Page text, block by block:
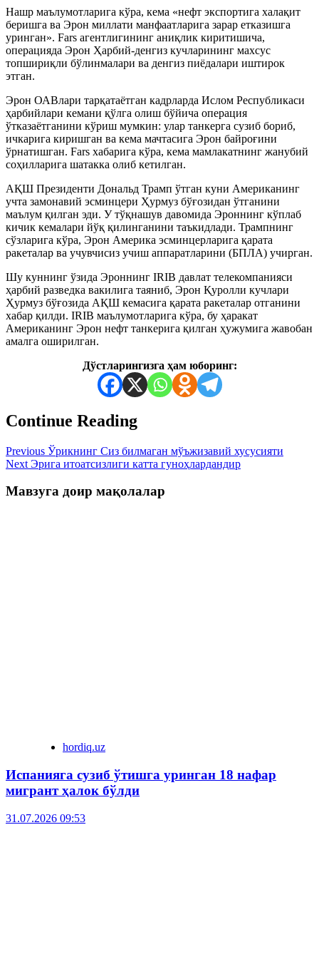
Нашр маълумотларига кўра, кема «нефт экспортига халақит
беришга ва Эрон миллати манфаатларига зарар етказишга
уринган». Fars агентлигининг аниқлик киритишича,
операцияда Эрон Ҳарбий-денгиз кучларининг махсус
топшириқли бўлинмалари ва денгиз пиёдалари иштирок
этган.
Эрон ОАВлари тарқатаётган кадрларда Ислом Республикаси
ҳарбийлари кемани қўлга олиш бўйича операция
ўтказаётганини кўриш мумкин: улар танкерга сузиб бориб,
ичкарига киришган ва кема мачтасига Эрон байроғини
ўрнатишган. Fars хабарига кўра, кема мамлакатнинг жанубий
соҳилларига шатакка олиб кетилган.
АҚШ Президенти Дональд Трамп ўтган куни Американинг
учта замонавий эсминцери Ҳурмуз бўғозидан ўтганини
маълум қилган эди. У тўқнашув давомида Эроннинг кўплаб
кичик кемалари йўқ қилинганини таъкидлади. Трампнинг
сўзларига кўра, Эрон Америка эсминцерларига қарата
ракеталар ва учувчисиз учиш аппаратларини (БПЛА) учирган.
Шу куннинг ўзида Эроннинг IRIB давлат телекомпанияси
ҳарбий разведка вакилига таяниб, Эрон Қуролли кучлари
Ҳурмуз бўғозида АҚШ кемасига қарата ракеталар отганини
хабар қилди. IRIB маълумотларига кўра, бу ҳаракат
Американинг Эрон нефт танкерига қилган ҳужумига жавобан
амалга оширилган.
Дўстларингизга ҳам юборинг:
Continue Reading
Previous Ўрикнинг Сиз билмаган мўъжизавий хусусияти
Next Эрига итоатсизлиги катта гуноҳлардандир
Мавзуга доир мақолалар
hordiq.uz
Испанияга сузиб ўтишга уринган 18 нафар
мигрант ҳалок бўлди
31.07.2026 09:53